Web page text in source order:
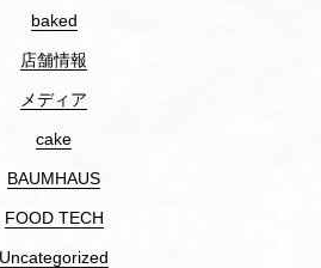
baked
店舗情報
メディア
cake
BAUMHAUS
FOOD TECH
Uncategorized